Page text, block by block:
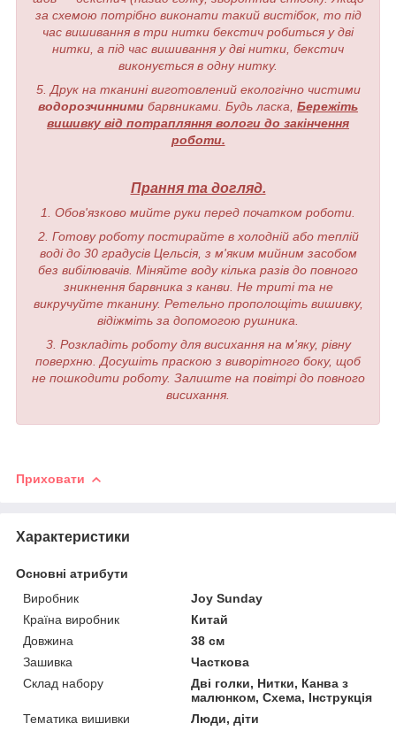
за схемою потрібно виконати такий вистібок, то під
час вишивання в три нитки бекстич робиться у дві
нитки, а під час вишивання у дві нитки, бекстич
виконується в одну нитку.
5. Друк на тканині виготовлений екологічно чистими
водорозчинними барвниками. Будь ласка, Бережіть
вишивку від потрапляння вологи до закінчення
роботи.
Прання та догляд.
1. Обов'язково мийте руки перед початком роботи.
2. Готову роботу постирайте в холодній або теплій
воді до 30 градусів Цельсія, з м'яким мийним засобом
без вибілювачів. Міняйте воду кілька разів до повного
зникнення барвника з канви. Не триті та не
викручуйте тканину. Ретельно прополощіть вишивку,
відіжміть за допомогою рушника.
3. Розкладіть роботу для висихання на м'яку, рівну
поверхню. Досушіть праскою з виворітного боку, щоб
не пошкодити роботу. Залиште на повітрі до повного
висихання.
Приховати
Характеристики
Основні атрибути
Виробник
Joy Sunday
Країна виробник
Китай
Довжина
38 см
Зашивка
Часткова
Склад набору
Дві голки, Нитки, Канва з
малюнком, Схема, Інструкція
Тематика вишивки
Люди, діти